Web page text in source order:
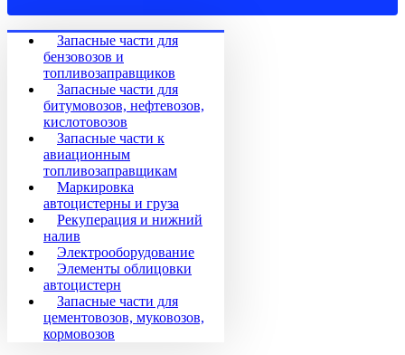
Запасные части для
бензовозов и
топливозаправщиков
Запасные части для
битумовозов, нефтевозов,
кислотовозов
Запасные части к
авиационным
топливозаправщикам
Маркировка
автоцистерны и груза
Рекуперация и нижний
налив
Электрооборудование
Элементы облицовки
автоцистерн
Запасные части для
цементовозов, муковозов,
кормовозов